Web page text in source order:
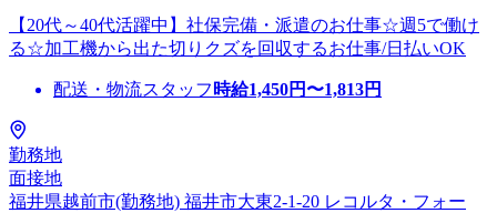
【20代～40代活躍中】社保完備・派遣のお仕事☆週5で働け
る☆加工機から出た切りクズを回収するお仕事/日払いOK
配送・物流スタッフ 時給1,450円〜1,813円
勤務地
面接地
福井県越前市(勤務地) 福井市大東2-1-20 レコルタ・フォー